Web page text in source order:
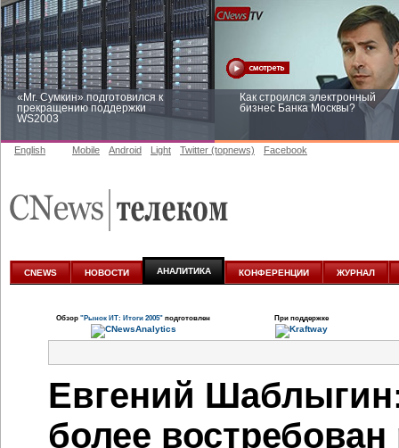
«Mr. Сумкин» подготовился к
прекращению поддержки
WS2003
Как строился электронный
бизнес Банка Москвы?
аналитике
English Mobile Android Light Twitter (topnews) Facebook
CNEWS НОВОСТИ АНАЛИТИКА КОНФЕРЕНЦИИ ЖУРНАЛ
Обзор "Рынок ИТ: Итоги 2005" подготовлен При поддержке
Евгений
более